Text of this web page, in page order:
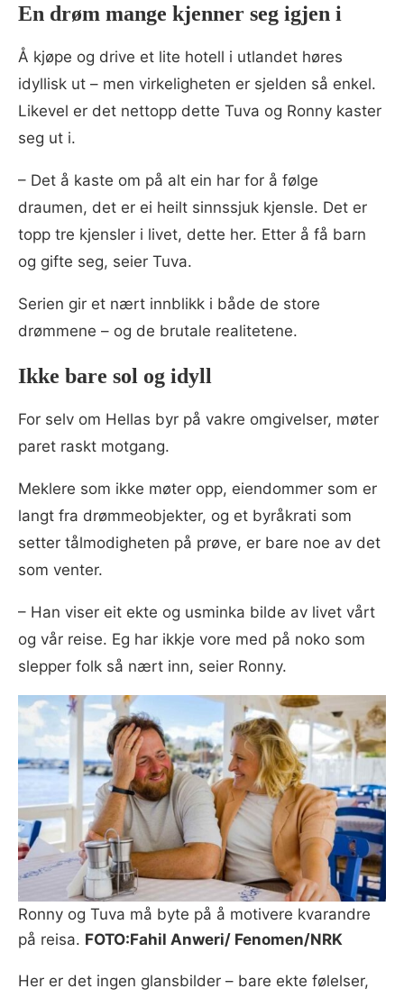
En drøm mange kjenner seg igjen i
Å kjøpe og drive et lite hotell i utlandet høres
idyllisk ut – men virkeligheten er sjelden så enkel.
Likevel er det nettopp dette Tuva og Ronny kaster
seg ut i.
– Det å kaste om på alt ein har for å følge
draumen, det er ei heilt sinnssjuk kjensle. Det er
topp tre kjensler i livet, dette her. Etter å få barn
og gifte seg, seier Tuva.
Serien gir et nært innblikk i både de store
drømmene – og de brutale realitetene.
Ikke bare sol og idyll
For selv om Hellas byr på vakre omgivelser, møter
paret raskt motgang.
Meklere som ikke møter opp, eiendommer som er
langt fra drømmeobjekter, og et byråkrati som
setter tålmodigheten på prøve, er bare noe av det
som venter.
– Han viser eit ekte og usminka bilde av livet vårt
og vår reise. Eg har ikkje vore med på noko som
slepper folk så nært inn, seier Ronny.
Ronny og Tuva må byte på å motivere kvarandre
på reisa. FOTO:Fahil Anweri/ Fenomen/NRK
Her er det ingen glansbilder – bare ekte følelser,